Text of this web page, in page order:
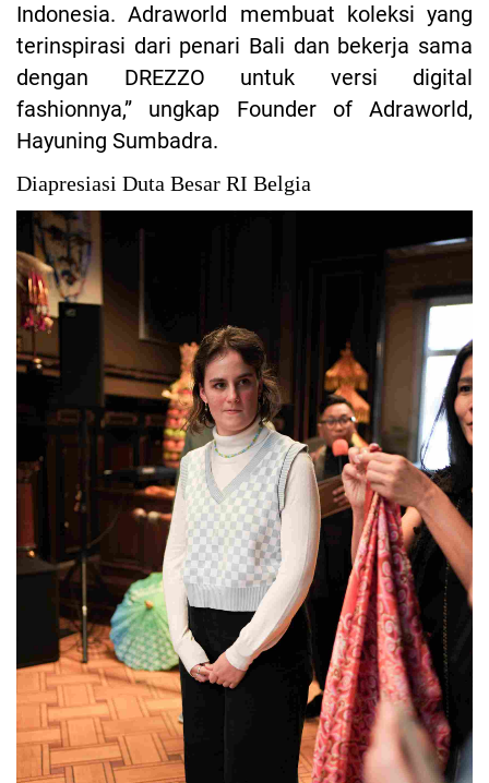
Indonesia. Adraworld membuat koleksi yang
terinspirasi dari penari Bali dan bekerja sama
dengan DREZZO untuk versi digital
fashionnya,” ungkap Founder of Adraworld,
Hayuning Sumbadra.
Diapresiasi Duta Besar RI Belgia